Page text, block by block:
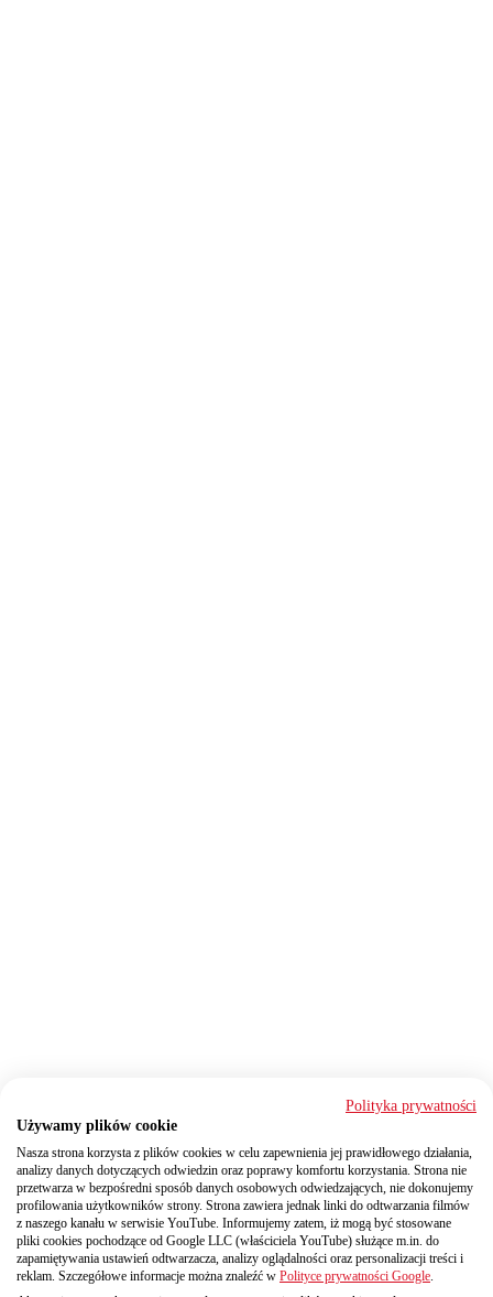
Polityka prywatności
Używamy plików cookie
Nasza strona korzysta z plików cookies w celu zapewnienia jej prawidłowego działania,
analizy danych dotyczących odwiedzin oraz poprawy komfortu korzystania. Strona nie
przetwarza w bezpośredni sposób danych osobowych odwiedzających, nie dokonujemy
profilowania użytkowników strony. Strona zawiera jednak linki do odtwarzania filmów
z naszego kanału w serwisie YouTube. Informujemy zatem, iż mogą być stosowane
pliki cookies pochodzące od Google LLC (właściciela YouTube) służące m.in. do
zapamiętywania ustawień odtwarzacza, analizy oglądalności oraz personalizacji treści i
reklam. Szczegółowe informacje można znaleźć w Polityce prywatności Google.